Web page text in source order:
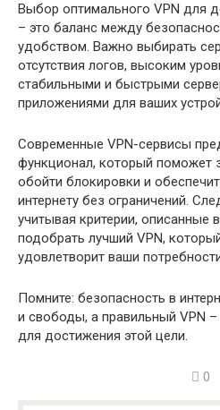
Выбор оптимального VPN для
– это баланс между
удобством. Важно выбирать
отсутствия логов, высоким
стабильными и быстрыми
приложениями для ваших
Современные VPN-сервисы
функционал, который поможет
обойти блокировки и
интернету без ограничений.
учитывая критерии, описанные
подобрать лучший VPN,
удовлетворит ваши
Помните: безопасность в
и свободы, а правильный VPN
для достижения этой цели.
0